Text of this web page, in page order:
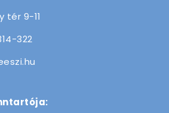
tér 9-11
322